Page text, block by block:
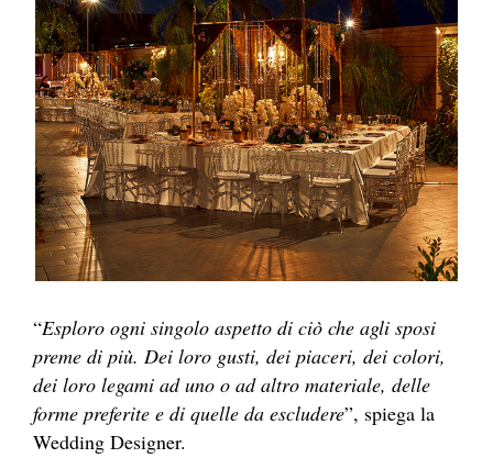
“Esploro ogni singolo aspetto di ciò che agli sposi
preme di più. Dei loro gusti, dei piaceri, dei colori,
dei loro legami ad uno o ad altro materiale, delle
forme preferite e di quelle da escludere”, spiega la
Wedding Designer.